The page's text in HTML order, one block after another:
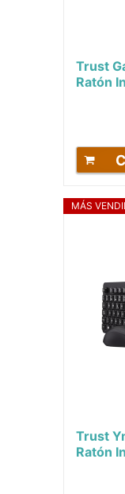
Trust
Ratón
MÁS
Trust
Ratón